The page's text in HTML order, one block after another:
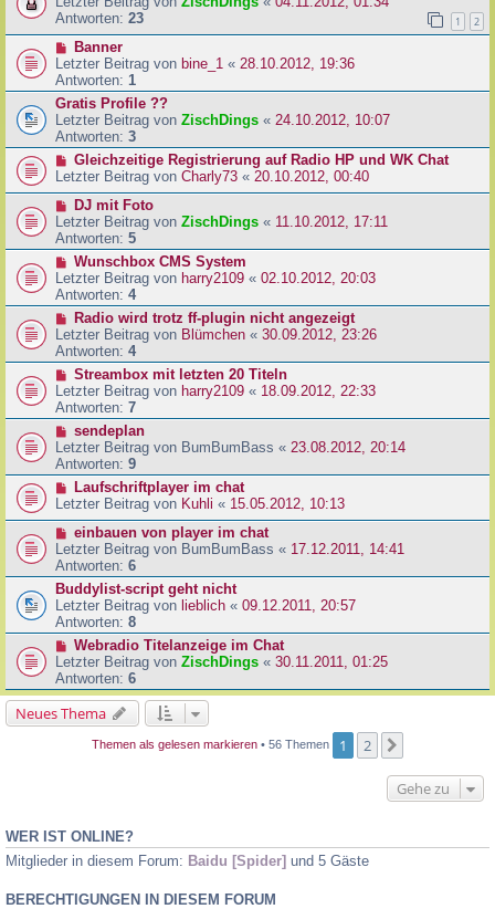
Antworten: 23 1 2
Banner
Letzter Beitrag von bine_1 « 28.10.2012, 19:36
Antworten: 1
Gratis Profile ??
Letzter Beitrag von ZischDings « 24.10.2012, 10:07
Antworten: 3
Gleichzeitige Registrierung auf Radio HP und WK Chat
Letzter Beitrag von Charly73 « 20.10.2012, 00:40
DJ mit Foto
Letzter Beitrag von ZischDings « 11.10.2012, 17:11
Antworten: 5
Wunschbox CMS System
Letzter Beitrag von harry2109 « 02.10.2012, 20:03
Antworten: 4
Radio wird trotz ff-plugin nicht angezeigt
Letzter Beitrag von Blümchen « 30.09.2012, 23:26
Antworten: 4
Streambox mit letzten 20 Titeln
Letzter Beitrag von harry2109 « 18.09.2012, 22:33
Antworten: 7
sendeplan
Letzter Beitrag von BumBumBass « 23.08.2012, 20:14
Antworten: 9
Laufschriftplayer im chat
Letzter Beitrag von Kuhli « 15.05.2012, 10:13
einbauen von player im chat
Letzter Beitrag von BumBumBass « 17.12.2011, 14:41
Antworten: 6
Buddylist-script geht nicht
Letzter Beitrag von lieblich « 09.12.2011, 20:57
Antworten: 8
Webradio Titelanzeige im Chat
Letzter Beitrag von ZischDings « 30.11.2011, 01:25
Antworten: 6
Neues Thema
Themen als gelesen markieren • 56 Themen 1 2
Gehe zu
WER IST ONLINE?
Mitglieder in diesem Forum: Baidu [Spider] und 5 Gäste
BERECHTIGUNGEN IN DIESEM FORUM